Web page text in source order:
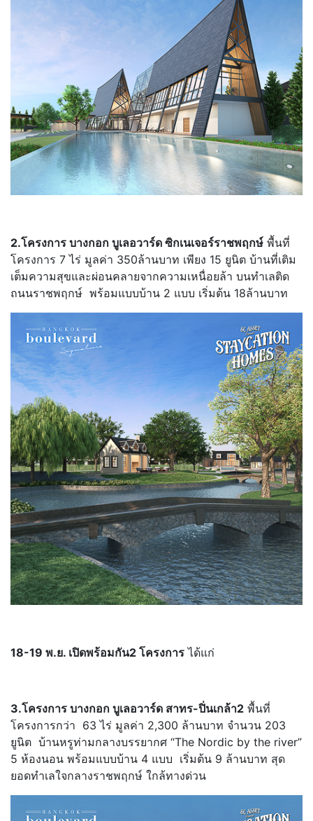
2.โครงการ บางกอก บูเลอวาร์ด ซิกเนเจอร์ราชพฤกษ์ พื้นที่
โครงการ 7 ไร่ มูลค่า 350ล้านบาท เพียง 15 ยูนิต บ้านที่เติม
เต็มความสุขและผ่อนคลายจากความเหนื่อยล้า บนทำเลติด
ถนนราชพฤกษ์ พร้อมแบบบ้าน 2 แบบ เริ่มต้น 18ล้านบาท
18-19 พ.ย. เปิดพร้อมกัน2 โครงการ ได้แก่
3.โครงการ บางกอก บูเลอวาร์ด สาทร-ปิ่นเกล้า2 พื้นที่
โครงการกว่า 63 ไร่ มูลค่า 2,300 ล้านบาท จำนวน 203
ยูนิต บ้านหรูท่ามกลางบรรยากศ “The Nordic by the river”
5 ห้องนอน พร้อมแบบบ้าน 4 แบบ เริ่มต้น 9 ล้านบาท สุด
ยอดทำเลใจกลางราชพฤกษ์ ใกล้ทางด่วน